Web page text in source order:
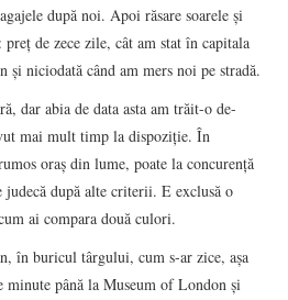
după noi. Apoi răsare soarele şi
de zece zile, cât am stat în capitala
şi niciodată când am mers noi pe stradă.
dar abia de data asta am trăit-o de-
mai mult timp la dispoziţie. În
oraş din lume, poate la concurenţă
judecă după alte criterii. E exclusă o
ai compara două culori.
în buricul târgului, cum s-ar zice, aşa
minute până la Museum of London şi